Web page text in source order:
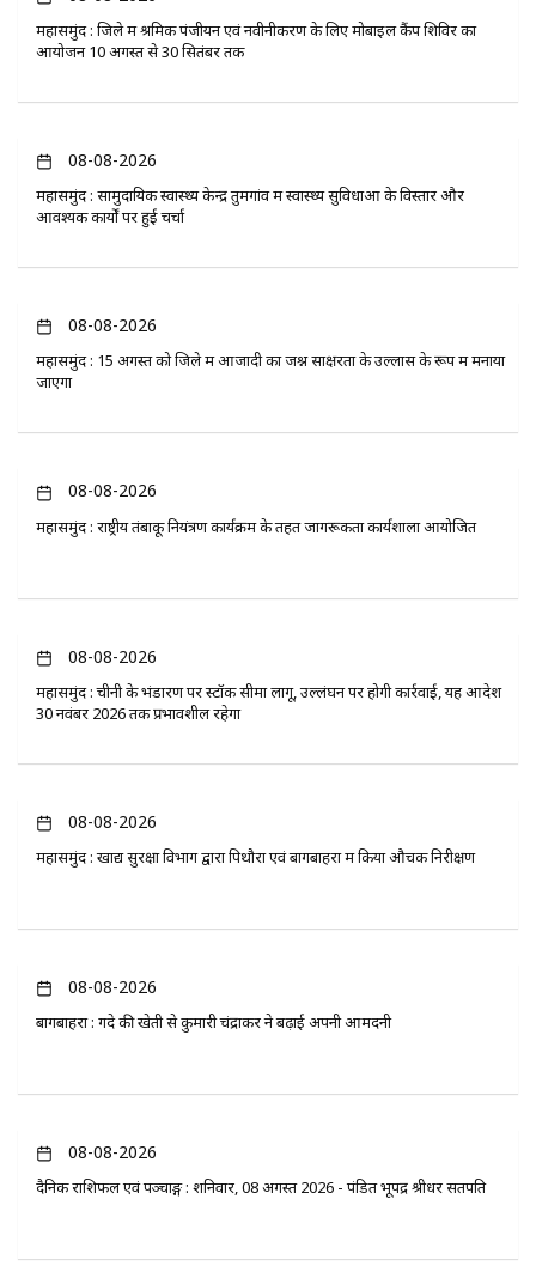
महासमुंद : जिले में श्रमिक पंजीयन एवं नवीनीकरण के लिए मोबाइल कैंप शिविर का
आयोजन 10 अगस्त से 30 सितंबर तक
08-08-2026
महासमुंद : सामुदायिक स्वास्थ्य केन्द्र तुमगांव में स्वास्थ्य सुविधाओं के विस्तार और
आवश्यक कार्यों पर हुई चर्चा
08-08-2026
महासमुंद : 15 अगस्त को जिले में आजादी का जश्न साक्षरता के उल्लास के रूप में मनाया
जाएगा
08-08-2026
महासमुंद : राष्ट्रीय तंबाकू नियंत्रण कार्यक्रम के तहत जागरूकता कार्यशाला आयोजित
08-08-2026
महासमुंद : चीनी के भंडारण पर स्टॉक सीमा लागू, उल्लंघन पर होगी कार्रवाई, यह आदेश
30 नवंबर 2026 तक प्रभावशील रहेगा
08-08-2026
महासमुंद : खाद्य सुरक्षा विभाग द्वारा पिथौरा एवं बागबाहरा में किया औचक निरीक्षण
08-08-2026
बागबाहरा : गेंदे की खेती से कुमारी चंद्राकर ने बढ़ाई अपनी आमदनी
08-08-2026
दैनिक राशिफल एवं पञ्चाङ्ग : शनिवार, 08 अगस्त 2026 - पंडित भूपेंद्र श्रीधर सतपति